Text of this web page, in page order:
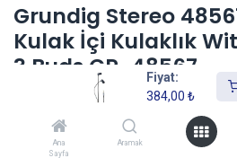
Fiyat:
384,00 ₺
Ana
Sayfa
Aramak
Grundig Stereo
Kulak İçi Kulaklık
3 Buds GR-48567
(0 incele)
384,00